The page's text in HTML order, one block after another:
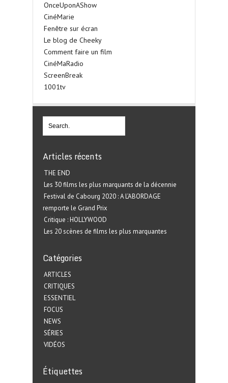
OnceUponAShow
CinéMarie
Fenêtre sur écran
Le blog de Cheeky
Comment faire un film
CinéMaRadio
ScreenBreak
1001tv
Articles récents
THE END
Les 30 films les plus marquants de la décennie
Festival de Cabourg 2020 : A L’ABORDAGE
remporte le Grand Prix
Critique : HOLLYWOOD
Les 20 scènes de films les plus marquantes
Catégories
ARTICLES
CRITIQUES
ESSENTIEL
FOCUS
NEWS
SÉRIES
VIDÉOS
Étiquettes